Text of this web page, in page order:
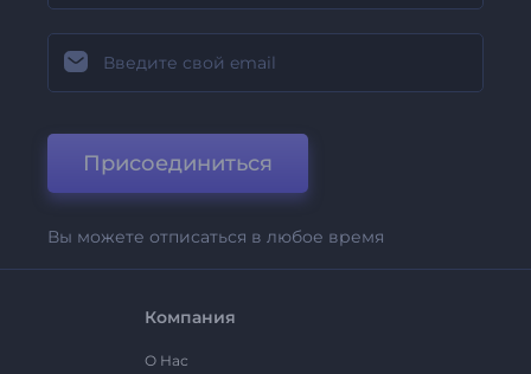
Присоединиться
Вы можете отписаться в любое время
Компания
О Нас